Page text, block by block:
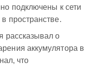
подключены к сети
пространстве.
я рассказывал о
аккумулятора в
что